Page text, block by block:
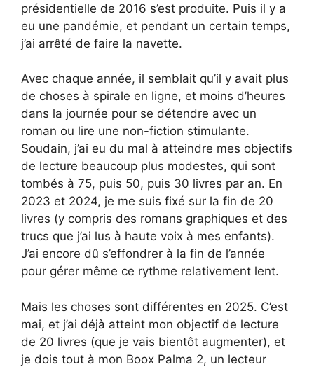
présidentielle de 2016 s’est produite. Puis il y a
eu une pandémie, et pendant un certain temps,
j’ai arrêté de faire la navette.
Avec chaque année, il semblait qu’il y avait plus
de choses à spirale en ligne, et moins d’heures
dans la journée pour se détendre avec un
roman ou lire une non-fiction stimulante.
Soudain, j’ai eu du mal à atteindre mes objectifs
de lecture beaucoup plus modestes, qui sont
tombés à 75, puis 50, puis 30 livres par an. En
2023 et 2024, je me suis fixé sur la fin de 20
livres (y compris des romans graphiques et des
trucs que j’ai lus à haute voix à mes enfants).
J’ai encore dû s’effondrer à la fin de l’année
pour gérer même ce rythme relativement lent.
Mais les choses sont différentes en 2025. C’est
mai, et j’ai déjà atteint mon objectif de lecture
de 20 livres (que je vais bientôt augmenter), et
je dois tout à mon Boox Palma 2, un lecteur